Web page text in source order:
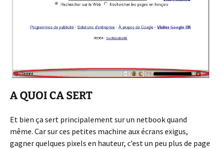
A QUOI CA SERT
Et bien ça sert principalement sur un netbook quand
même. Car sur ces petites machine aux écrans exigus,
gagner quelques pixels en hauteur, c’est un peu plus de page